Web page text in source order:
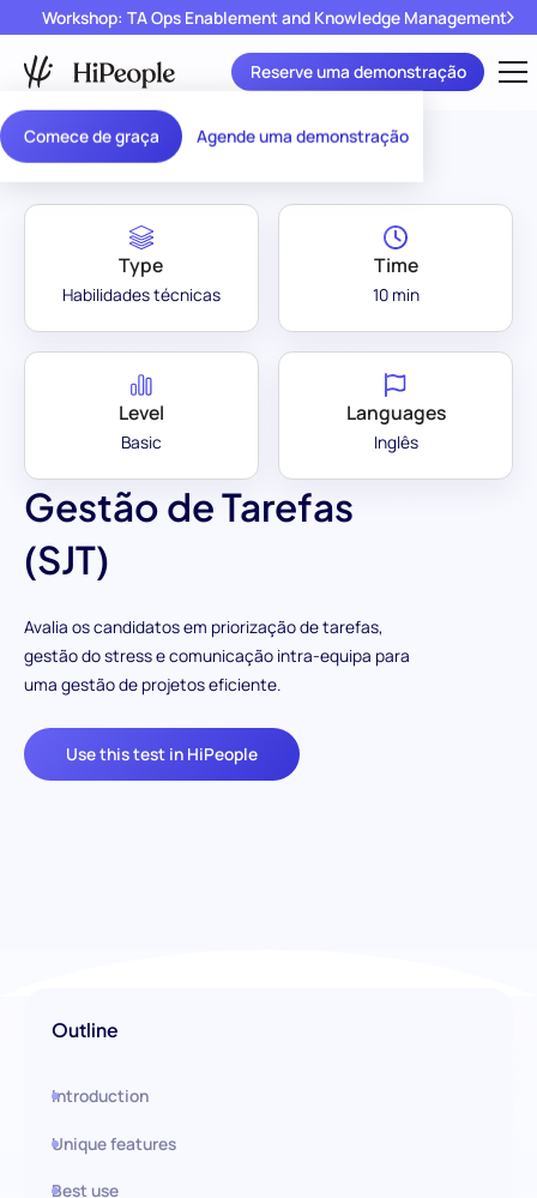
Comece de graça Agende uma demonstração
Workshop: TA Ops Enablement and Knowledge Management
Reserve uma demonstração
Assessment Library
Gestão de Tarefas
(SJT)
Avalia os candidatos em priorização de tarefas,
gestão do stress e comunicação intra-equipa para
uma gestão de projetos eficiente.
Use this test in HiPeople
Type
Habilidades técnicas
Time
10 min
Level
Basic
Languages
Inglês
Outline
Introduction
Unique features
Best use